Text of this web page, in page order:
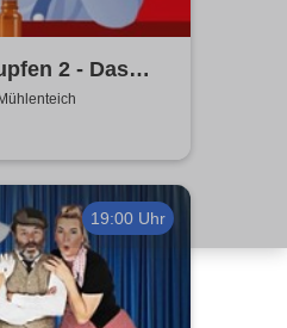
2 - Das
zurück -
Dinner
19:00 Uhr